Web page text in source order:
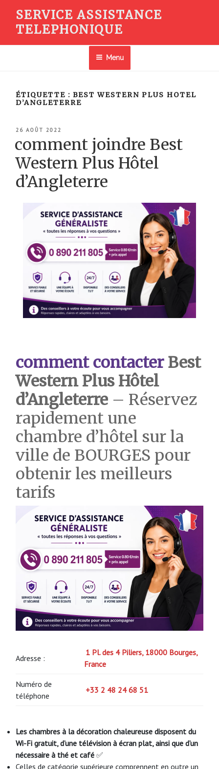
contenu
SERVICE ASSISTANCE
TELEPHONIQUE
Menu
ÉTIQUETTE : BEST WESTERN PLUS HOTEL
D’ANGLETERRE
PUBLIÉ
26 AOÛT 2022
comment joindre Best
Western Plus Hôtel
d’Angleterre
comment contacterBest
Western Plus Hôtel
d’Angleterre – Réservez
rapidement une
chambre d’hôtel sur la
ville de BOURGES pour
obtenir les meilleurs
tarifs
Adresse :
1 Pl. des 4 Piliers, 18000 Bourges,
France
Numéro de
téléphone
+33 2 48 24 68 51
Les chambres à la décoration chaleureuse disposent du
Wi-Fi gratuit, d’une télévision à écran plat, ainsi que d’un
nécessaire à thé et café ✅
Celles de catégorie supérieure comprennent en outre un